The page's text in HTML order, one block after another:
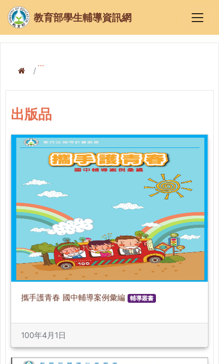
教育部學生輔導資訊網
出版品
攜手護青春 國中輔導案例彙編 輔導叢書
100年4月1日